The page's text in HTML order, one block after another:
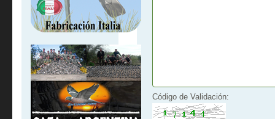
Código de Validación: